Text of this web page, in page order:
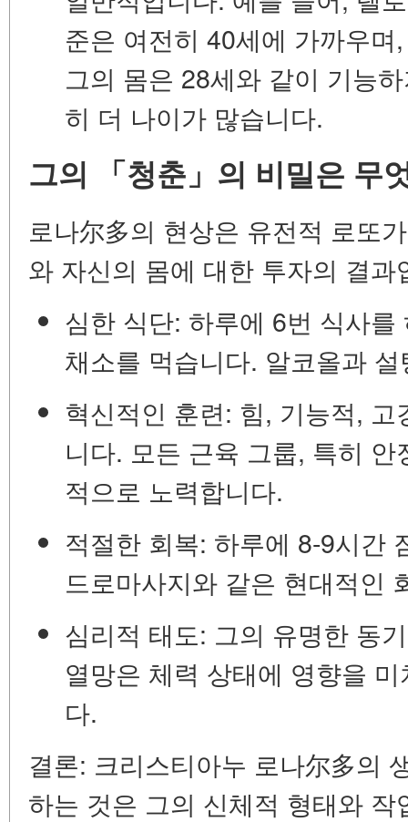
준은 여전히 40세에 가까우
그의 몸은 28세와 같이 기능
히 더 나이가 많습니다.
그의 「청춘」의 비밀은 무
로나尔多의 현상은 유전적 로또
와 자신의 몸에 대한 투자의 결과
심한 식단: 하루에 6번 식사
채소를 먹습니다. 알코올과
혁신적인 훈련: 힘, 기능적, 고
니다. 모든 근육 그룹, 특히
적으로 노력합니다.
적절한 회복: 하루에 8-9시간
드로마사지와 같은 현대적인
심리적 태도: 그의 유명한 동
열망은 체력 상태에 영향을
다.
결론: 크리스티아누 로나尔多의
하는 것은 그의 신체적 형태와